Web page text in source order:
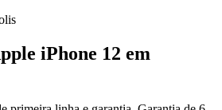
iPhone 12 em